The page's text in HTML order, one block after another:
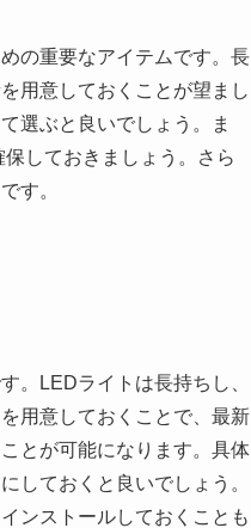
の重要なアイテムです。長
用意しておくことが望まし
選ぶと良いでしょう。ま
しておきましょう。さら
す。
。LEDライトは長持ちし、
用意しておくことで、最新
とが可能になります。具体
しておくと良いでしょう。
ンストールしておくことも